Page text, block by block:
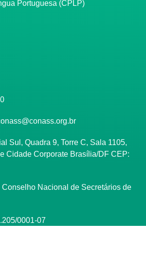
Portuguesa (CPLP)
Sul, Quadra 9, Torre C, Sala 1105,
Cidade Corporate Brasília/DF CEP:
Conselho Nacional de Secretários de
0001-07